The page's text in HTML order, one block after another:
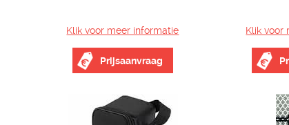
Klik voor meer informatie
Prijsaanvraag
Klik voor